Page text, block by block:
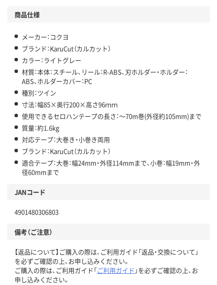
商品仕様
メーカー：コクヨ
ブランド：KaruCut（カルカット）
カラー：ライトグレー
材質：本体：スチール、リール：R-ABS、刃ホルダー・ホルダー：
ABS、ホルダーカバー：PC
種別：ツイン
寸法：幅85×奥行200×高さ96ｍｍ
使用できるセロハンテープの長さ：～70m巻(外径約105mm)まで
質量：約1.6kg
対応テープ：大巻き・小巻き両用
ブランド：KaruCut（カルカット）
適合テープ：大巻：幅24mm・外径114mmまで、小巻：幅19mm・外
径60mmまで
JANコード
4901480306803
備考（ご注意）
【返品について】ご購入の際は、ご利用ガイド「返品・交換について」
を必ずご確認の上、お申し込みください。
ご購入の際は、ご利用ガイド「ご利用ガイド 」を必ずご確認の上、お
申し込みください。